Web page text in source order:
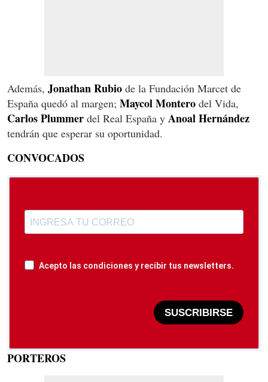
Además, Jonathan Rubio de la Fundación Marcet de
España quedó al margen; Maycol Montero del Vida,
Carlos Plummer del Real España y Anoal Hernández
tendrán que esperar su oportunidad.
CONVOCADOS
Acepto las condiciones y recibir tus newsletters.
SUSCRIBIRSE
PORTEROS